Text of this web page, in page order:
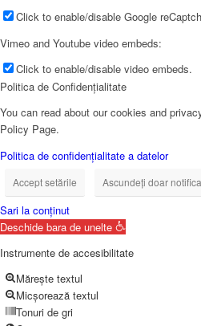
Click to enable/disable Google
Vimeo and Youtube video embeds:
Click to enable/disable video embeds.
Politica de Confidențialitate
You can read about our cookies and
Policy Page.
Politica de confidențialitate a datelor
Accept setările Ascundeți doar
Sari la conținut
Deschide bara de unelte
Instrumente de accesibilitate
Mărește textul
Micșorează textul
Tonuri de gri